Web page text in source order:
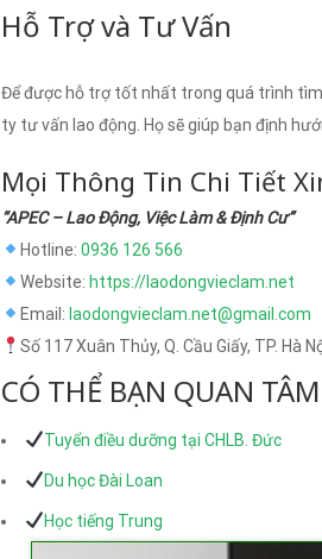
Hỗ Trợ và Tư Vấn
Để được hỗ trợ tốt nhất trong quá trình tìm
ty tư vấn lao động. Họ sẽ giúp bạn định
Mọi Thông Tin Chi Tiết
“APEC – Lao Động, Việc Làm & Định Cư”
Hotline: 0936 126 566
Website: https://laodongvieclam.net
Email: laodongvieclam.net@gmail.com
Số 117 Xuân Thủy, Q. Cầu Giấy, TP. Hà
CÓ THỂ BẠN QUAN TÂM
Tuyển điều dưỡng tại CHLB. Đức
Du học Đài Loan
Học tiếng Trung